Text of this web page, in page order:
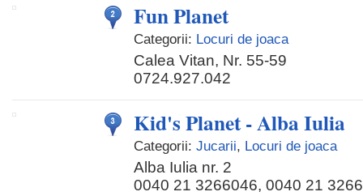
Fun Planet
Categorii: Locuri de joaca
Calea Vitan, Nr. 55-59
0724.927.042
Kid's Planet - Alba Iulia
Categorii: Jucarii, Locuri de joaca
Alba Iulia nr. 2
0040 21 3266046, 0040 21